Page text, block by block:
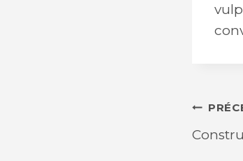
De